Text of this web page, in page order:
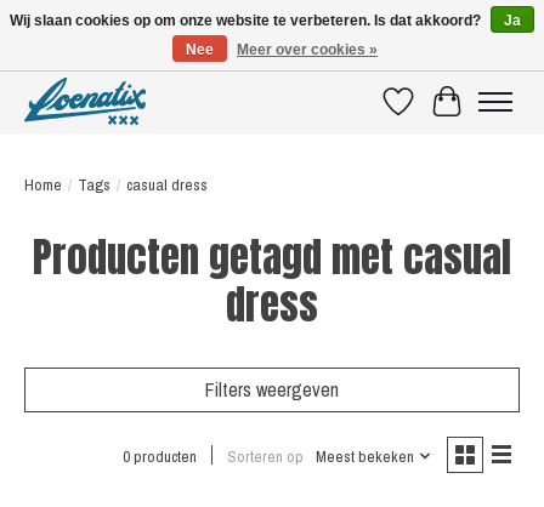
VerlanglijstWinkelwagen
Home / Tags / casual dress
Producten getagd met casual
dress
Filters weergeven
0 producten Sorteren op Meest bekeken
Wij slaan cookies op om onze website te verbeteren. Is dat akkoord?
Ja
Nee
Meer over cookies »